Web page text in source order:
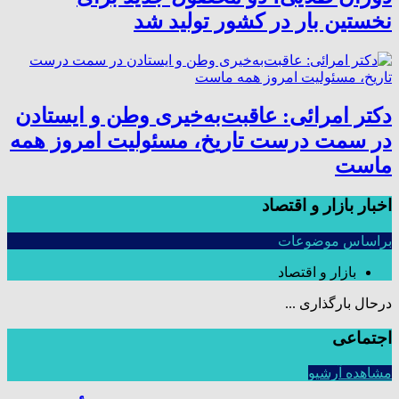
نخستین بار در کشور تولید شد
دکتر امرائی: عاقبت‌به‌خیری وطن و ایستادن
در سمت درست تاریخ، مسئولیت امروز همه
ماست
اخبار بازار و اقتصاد
براساس موضوعات
بازار و اقتصاد
درحال بارگذاری ...
اجتماعی
مشاهده آرشیو